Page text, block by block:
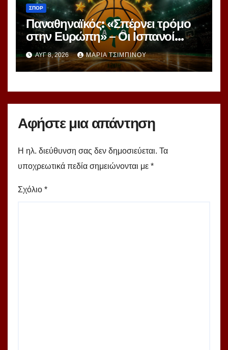
ΣΠΟΡ
Παναθηναϊκός: «Σπέρνει τρόμο
στην Ευρώπη» – Οι Ισπανοί
βλέπουν μια πράσινη
υπερομάδα!
ΑΥΓ 8, 2026 ΜΑΡΊΑ ΤΣΙΜΠΙΝΟΎ
Αφήστε μια απάντηση
Η ηλ. διεύθυνση σας δεν δημοσιεύεται. Τα
υποχρεωτικά πεδία σημειώνονται με *
Σχόλιο *